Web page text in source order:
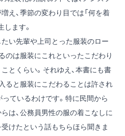
え、季節の変わり目では「何を着
ます。
い先輩や上司とった服装のロー
のは服装にこれといったこだわり
とくらい。それゆえ、本書にも書
ると服装にこだわることは許され
っているわけです。特に民間から
は、公務員男性の服の着こなしに
けたという話もちらほら聞きま